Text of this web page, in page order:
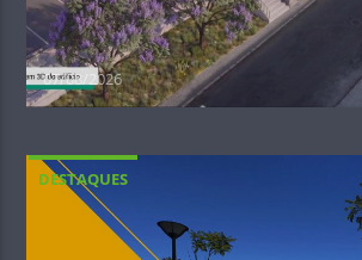
07/08/2026
DESTAQUES